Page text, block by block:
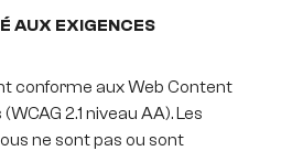
AUX EXIGENCES
conforme aux Web Content
2.1 niveau AA). Les
ne sont pas ou sont